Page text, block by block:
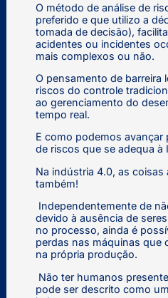
O método de análise de
preferido e que utilizo a
tomada de decisão),
acidentes ou incidentes
mais complexos ou não.
O pensamento de barreira
riscos do controle
ao gerenciamento do
tempo real.
E como podemos avançar
de riscos que se adequa à
Na indústria 4.0, as coisas
também!
Independentemente de
devido à ausência de
no processo, ainda é
perdas nas máquinas que
na própria produção.
Não ter humanos
pode ser descrito como